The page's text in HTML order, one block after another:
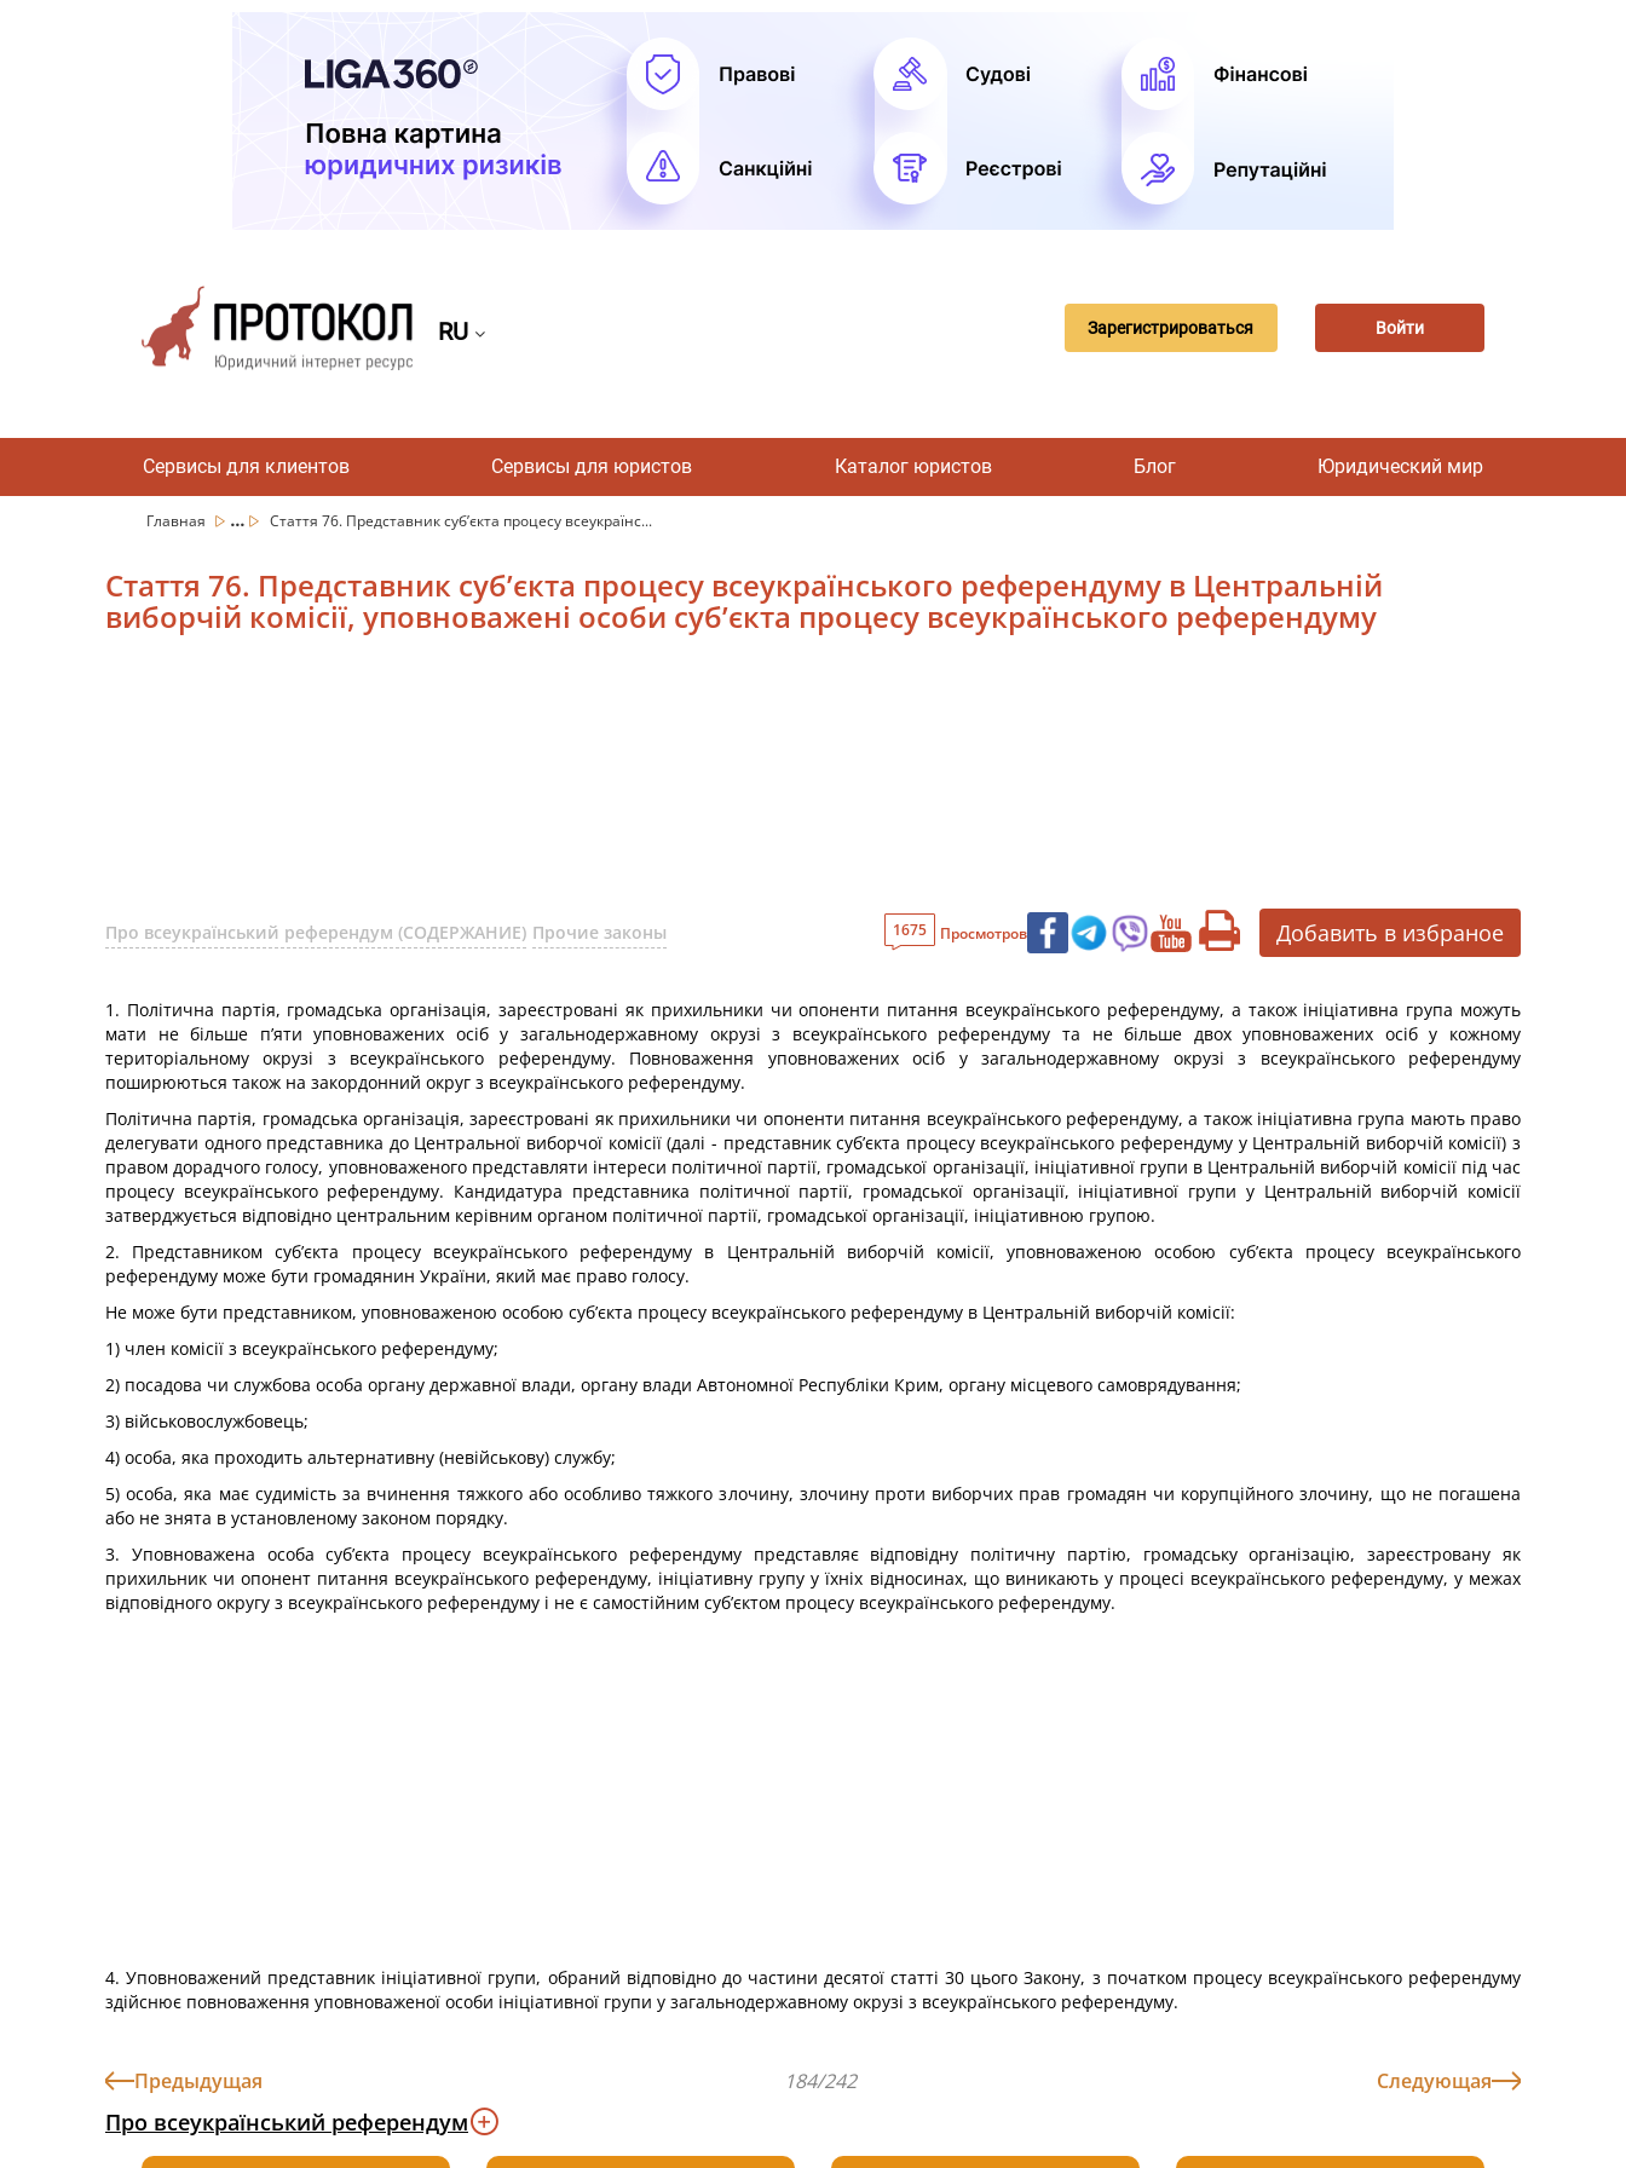
RU Зарегистрироваться Войти
Сервисы для клиентов Сервисы для юристов Каталог юристов Блог Юридический мир
Главная ... Стаття 76. Представник суб’єкта процесу всеукраїнс...
Стаття 76. Представник суб’єкта процесу всеукраїнського референдуму в Центральній
виборчій комісії, уповноважені особи суб’єкта процесу всеукраїнського референдуму
Про всеукраїнський референдум (СОДЕРЖАНИЕ) Прочие законы 1675 Просмотров Добавить в избраное
1. Політична партія, громадська організація, зареєстровані як прихильники чи опоненти питання всеукраїнського референдуму, а також ініціативна група можуть
мати не більше п’яти уповноважених осіб у загальнодержавному окрузі з всеукраїнського референдуму та не більше двох уповноважених осіб у кожному
територіальному окрузі з всеукраїнського референдуму. Повноваження уповноважених осіб у загальнодержавному окрузі з всеукраїнського референдуму
поширюються також на закордонний округ з всеукраїнського референдуму.
Політична партія, громадська організація, зареєстровані як прихильники чи опоненти питання всеукраїнського референдуму, а також ініціативна група мають право
делегувати одного представника до Центральної виборчої комісії (далі - представник суб’єкта процесу всеукраїнського референдуму у Центральній виборчій комісії) з
правом дорадчого голосу, уповноваженого представляти інтереси політичної партії, громадської організації, ініціативної групи в Центральній виборчій комісії під час
процесу всеукраїнського референдуму. Кандидатура представника політичної партії, громадської організації, ініціативної групи у Центральній виборчій комісії
затверджується відповідно центральним керівним органом політичної партії, громадської організації, ініціативною групою.
2. Представником суб’єкта процесу всеукраїнського референдуму в Центральній виборчій комісії, уповноваженою особою суб’єкта процесу всеукраїнського
референдуму може бути громадянин України, який має право голосу.
Не може бути представником, уповноваженою особою суб’єкта процесу всеукраїнського референдуму в Центральній виборчій комісії:
1) член комісії з всеукраїнського референдуму;
2) посадова чи службова особа органу державної влади, органу влади Автономної Республіки Крим, органу місцевого самоврядування;
3) військовослужбовець;
4) особа, яка проходить альтернативну (невійськову) службу;
5) особа, яка має судимість за вчинення тяжкого або особливо тяжкого злочину, злочину проти виборчих прав громадян чи корупційного злочину, що не погашена
або не знята в установленому законом порядку.
3. Уповноважена особа суб’єкта процесу всеукраїнського референдуму представляє відповідну політичну партію, громадську організацію, зареєстровану як
прихильник чи опонент питання всеукраїнського референдуму, ініціативну групу у їхніх відносинах, що виникають у процесі всеукраїнського референдуму, у межах
відповідного округу з всеукраїнського референдуму і не є самостійним суб’єктом процесу всеукраїнського референдуму.
4. Уповноважений представник ініціативної групи, обраний відповідно до частини десятої статті 30 цього Закону, з початком процесу всеукраїнського референдуму
здійснює повноваження уповноваженої особи ініціативної групи у загальнодержавному окрузі з всеукраїнського референдуму.
Предыдущая 184/242 Следующая
Про всеукраїнський референдум